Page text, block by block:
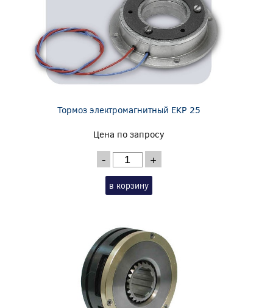
Тормоз электромагнитный EKP 25
Цена по запросу
- +
в корзину